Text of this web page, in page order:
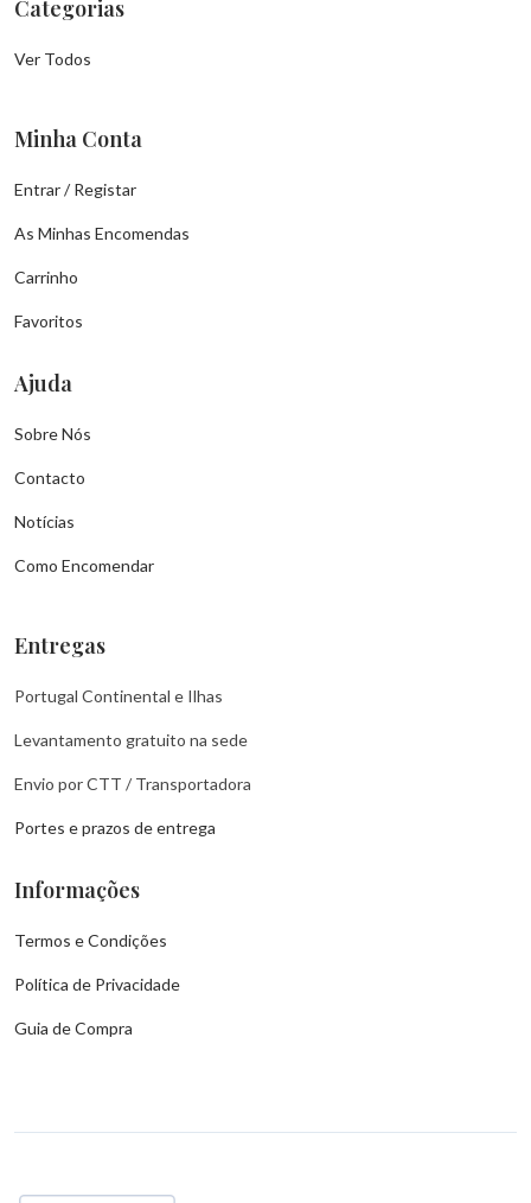
Categorias
Ver Todos
Minha Conta
Entrar / Registar
As Minhas Encomendas
Carrinho
Favoritos
Ajuda
Sobre Nós
Contacto
Notícias
Como Encomendar
Entregas
Portugal Continental e Ilhas
Levantamento gratuito na sede
Envio por CTT / Transportadora
Portes e prazos de entrega
Informações
Termos e Condições
Política de Privacidade
Guia de Compra